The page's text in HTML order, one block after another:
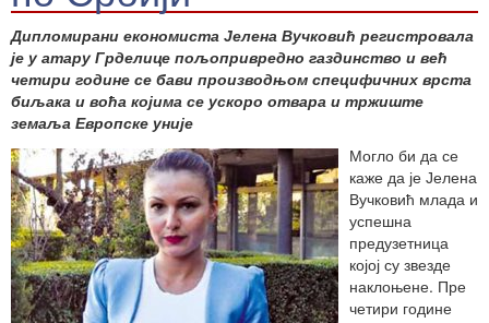
Дипломирани економиста Јелена Вучковић регистровала
је у атару Грделице пољопривредно газдинство и већ
четири године се бави производњом специфичних врста
биљака и воћа којима се ускоро отвара и тржиште
земаља Европске уније
Могло би да се
каже да је Јелена
Вучковић млада и
успешна
предузетница
којој су звезде
наклоњене. Пре
четири године